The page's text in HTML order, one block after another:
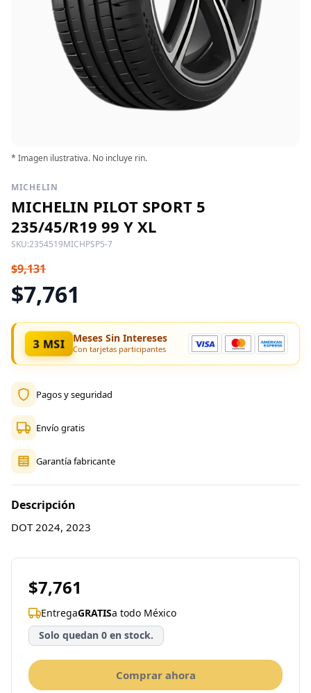
* Imagen ilustrativa. No incluye rin.
MICHELIN
MICHELIN PILOT SPORT 5
235/45/R19 99 Y XL
SKU:2354519MICHPSP5-7
$9,131
$7,761
3 MSI Meses Sin Intereses
Con tarjetas participantes
Pagos y seguridad
Envío gratis
Garantía fabricante
Descripción
DOT 2024, 2023
$7,761
EntregaGRATISa todo México
Solo quedan 0 en stock.
Comprar ahora